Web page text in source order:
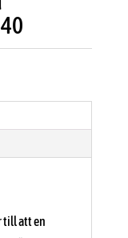
till att en